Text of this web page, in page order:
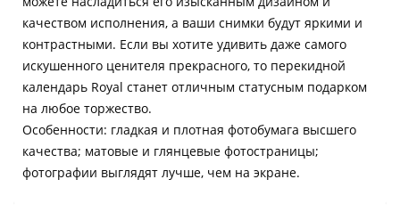
качеством исполнения, а ваши снимки будут яркими и
контрастными. Если вы хотите удивить даже самого
искушенного ценителя прекрасного, то перекидной
календарь Royal станет отличным статусным подарком
на любое торжество.
Особенности: гладкая и плотная фотобумага высшего
качества; матовые и глянцевые фотостраницы;
фотографии выглядят лучше, чем на экране.